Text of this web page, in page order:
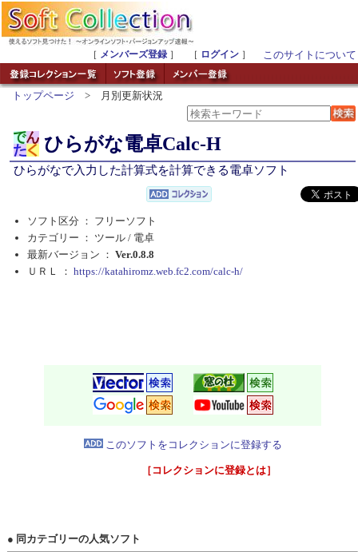
［ メンバーズ登録 ］ ［ ログイン ］ このサイトについて
トップページ > 月別更新状況
ひらがな電卓Calc-H
ひらがなで入力した計算式を計算できる電卓ソフト
ソフト区分 ： フリーソフト
カテゴリー ： ツール / 電卓
最新バージョン ： Ver.0.8.8
ＵＲＬ ： https://katahiromz.web.fc2.com/calc-h/
このソフトをコレクションに登録する
［コレクションに登録とは］
● 同カテゴリーの人気ソフト